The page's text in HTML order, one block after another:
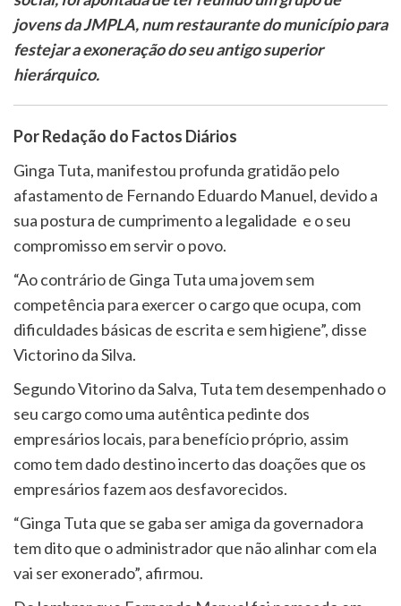
jovens da JMPLA, num restaurante do município para
festejar a exoneração do seu antigo superior
hierárquico.
Por Redação do Factos Diários
Ginga Tuta, manifestou profunda gratidão pelo
afastamento de Fernando Eduardo Manuel, devido a
sua postura de cumprimento a legalidade e o seu
compromisso em servir o povo.
“Ao contrário de Ginga Tuta uma jovem sem
competência para exercer o cargo que ocupa, com
dificuldades básicas de escrita e sem higiene”, disse
Victorino da Silva.
Segundo Vitorino da Salva, Tuta tem desempenhado o
seu cargo como uma autêntica pedinte dos
empresários locais, para benefício próprio, assim
como tem dado destino incerto das doações que os
empresários fazem aos desfavorecidos.
“Ginga Tuta que se gaba ser amiga da governadora
tem dito que o administrador que não alinhar com ela
vai ser exonerado”, afirmou.